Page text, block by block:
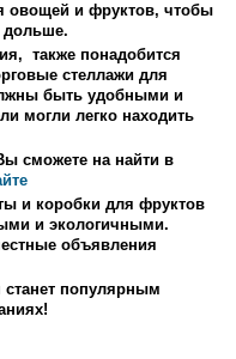
овощей и фруктов, чтобы
дольше.
также понадобится
стеллажи для
быть удобными и
могли легко находить
сможете на найти в
и коробки для фруктов
и экологичными.
объявления
популярным